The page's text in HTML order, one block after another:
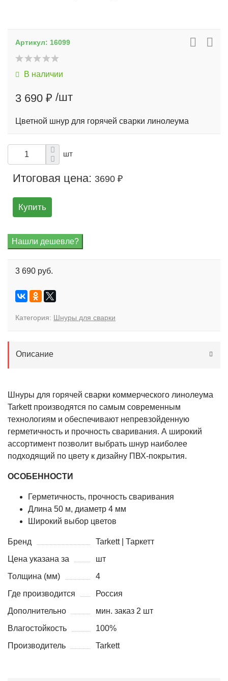
Артикул: 16099
В наличии
3 690 ₽ /шт
Цветной шнур для горячей сварки линолеума
шт
Итоговая цена: 3690 ₽
Купить
3 690 руб.
Категория: Шнуры для сварки
Описание
Шнуры для горячей сварки коммерческого линолеума
Tarkett производятся по самым современным
технологиям и обеспечивают непревзойденную
герметичность и прочность сваривания. А широкий
ассортимент позволит выбрать шнур наиболее
подходящий по цвету к дизайну ПВХ-покрытия.
ОСОБЕННОСТИ
Герметичность, прочность сваривания
Длина 50 м, диаметр 4 мм
Широкий выбор цветов
Бренд
Tarkett | Таркетт
Цена указана за
шт
Толщина (мм)
4
Где производится
Россия
Дополнительно
мин. заказ 2 шт
Влагостойкость
100%
Производитель
Tarkett